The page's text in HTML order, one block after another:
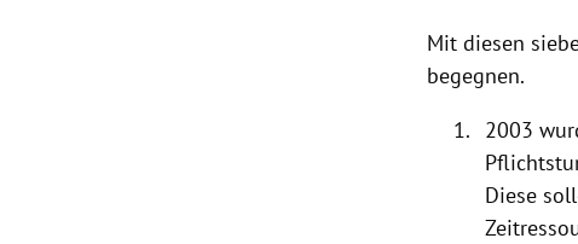
Mit diesen
begegnen.
2003
Diese